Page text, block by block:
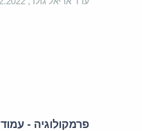
פרמקולוגיה - עמוד 1 מתוך 1